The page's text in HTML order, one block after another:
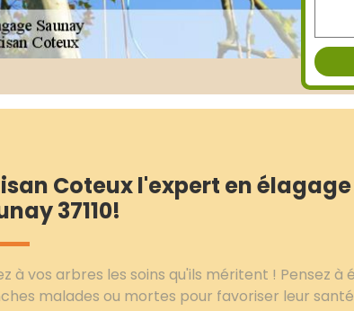
Coteux l'expert en
37110!
à vos arbres les soins qu'ils méritent ! Pensez à
malades ou mortes pour favoriser leur